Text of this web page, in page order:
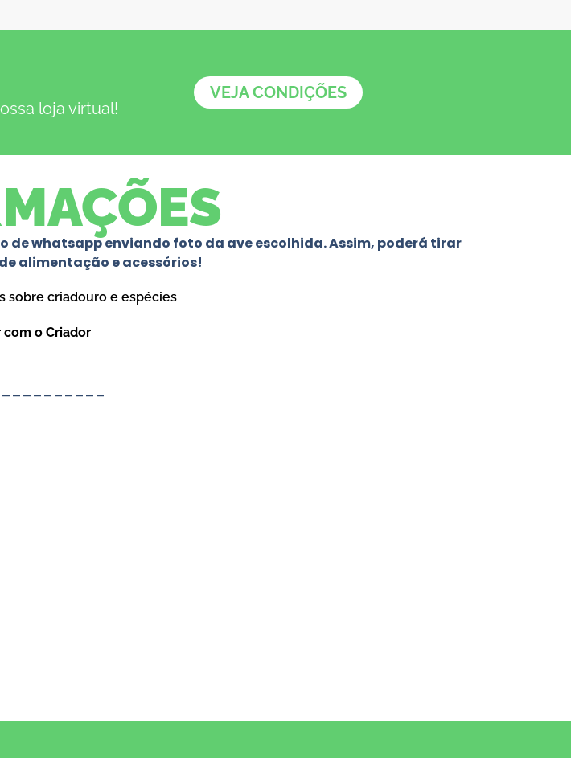
loja virtual!
VEJA CONDIÇÕES
whatsapp enviando foto da ave escolhida. Assim, poderá tirar
alimentação e acessórios!
sobre criadouro e espécies
com o Criador